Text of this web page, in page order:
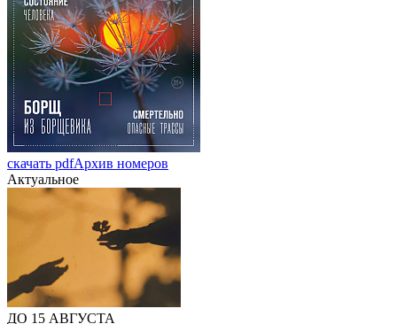
скачать pdfАрхив номеров
Актуальное
ДО 15 АВГУСТА